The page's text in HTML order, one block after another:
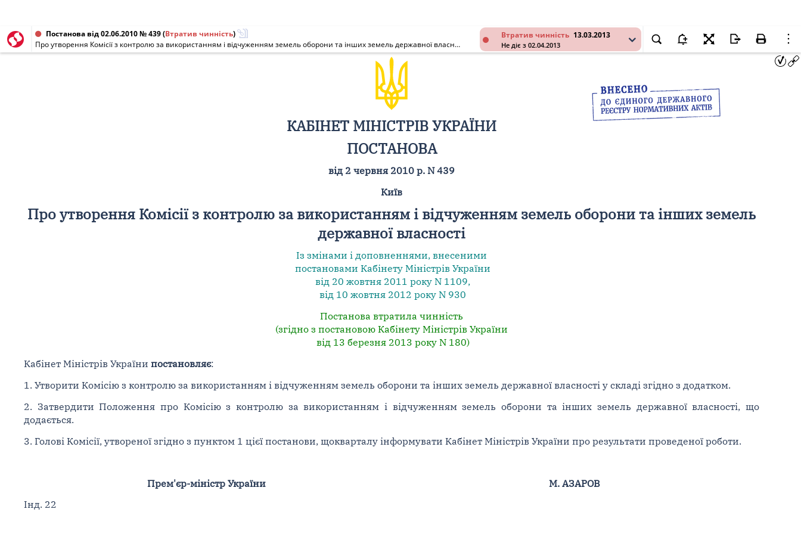
Втратив чинність 13.03.2013
Не діє з 02.04.2013
Постанова від 02.06.2010 № 439(Втратив чинність)
Про утворення Комісії з контролю за використанням і відчуженням земель оборони та інших земель державної власності